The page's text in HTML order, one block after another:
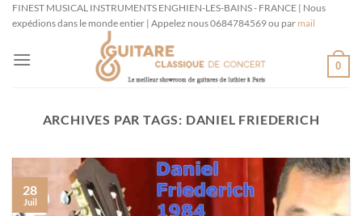
Passer
au
FINEST MUSICAL INSTRUMENTS ENGHIEN-LES-BAINS - FRANCE | Nous
expédions dans le monde entier | Appelez nous 0684784569 ou par mail
0
ARCHIVES PAR TAGS: DANIEL FRIEDERICH
28
Juil